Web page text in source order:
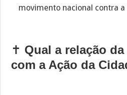
movimento nacional contra
✝️ Qual a relação
com a Ação da